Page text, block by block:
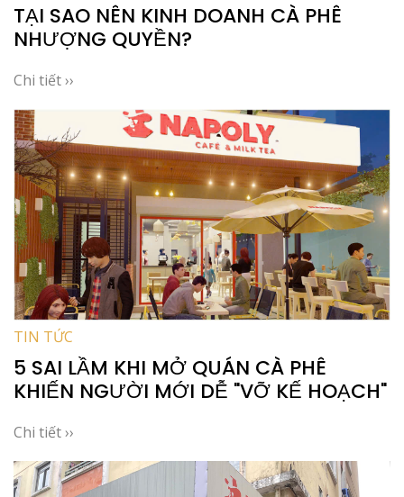
TẠI SAO NÊN KINH DOANH CÀ PHÊ
NHƯỢNG QUYỀN?
Chi tiết ››
TIN TỨC
5 SAI LẦM KHI MỞ QUÁN CÀ PHÊ
KHIẾN NGƯỜI MỚI DỄ "VỠ KẾ HOẠCH"
Chi tiết ››